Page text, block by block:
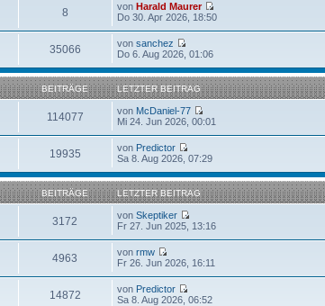
8 vonHarald Maurer
Do 30. Apr 2026, 18:50
35066 vonsanchez
Do 6. Aug 2026, 01:06
BEITRÄGE LETZTER BEITRAG
114077 von McDaniel-77
Mi 24. Jun 2026, 00:01
19935 von Predictor
Sa 8. Aug 2026, 07:29
BEITRÄGE LETZTER BEITRAG
3172 vonSkeptiker
Fr 27. Jun 2025, 13:16
4963 vonrmw
Fr 26. Jun 2026, 16:11
14872 von Predictor
Sa 8. Aug 2026, 06:52